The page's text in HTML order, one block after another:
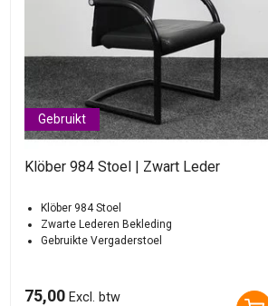
Gebruikt
Klöber 984 Stoel | Zwart Leder
Klöber 984 Stoel
Zwarte Lederen Bekleding
Gebruikte Vergaderstoel
75,00 Excl. btw